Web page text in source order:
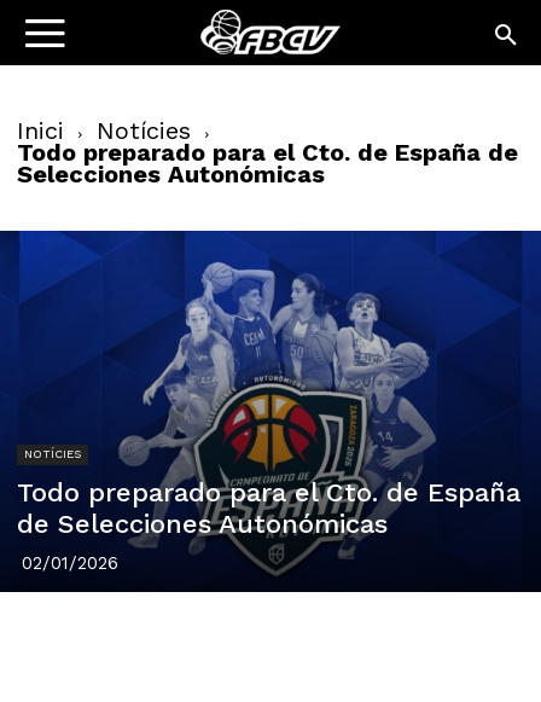
Inici Notícies
Todo preparado para el Cto. de España de
Selecciones Autonómicas
NOTÍCIES
Todo preparado para el Cto. de España
de Selecciones Autonómicas
02/01/2026